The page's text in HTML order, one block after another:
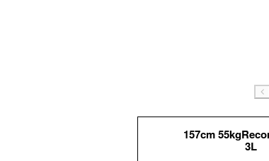
157cm
3L